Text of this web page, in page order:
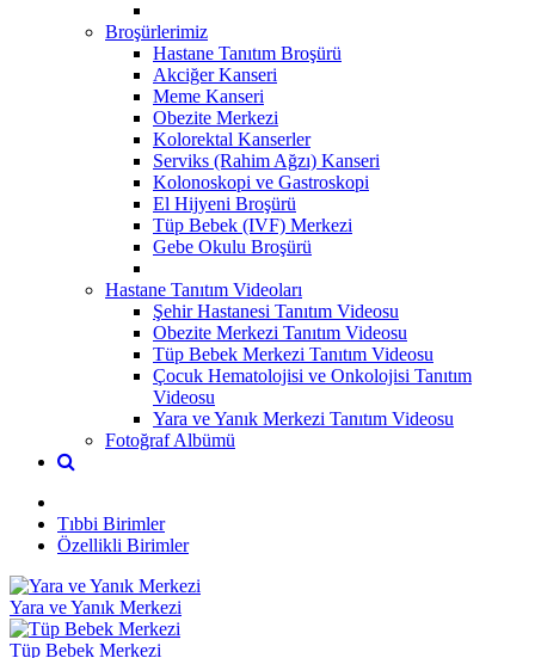
Broşürlerimiz
Hastane Tanıtım Broşürü
Akciğer Kanseri
Meme Kanseri
Obezite Merkezi
Kolorektal Kanserler
Serviks (Rahim Ağzı) Kanseri
Kolonoskopi ve Gastroskopi
El Hijyeni Broşürü
Tüp Bebek (IVF) Merkezi
Gebe Okulu Broşürü
Hastane Tanıtım Videoları
Şehir Hastanesi Tanıtım Videosu
Obezite Merkezi Tanıtım Videosu
Tüp Bebek Merkezi Tanıtım Videosu
Çocuk Hematolojisi ve Onkolojisi Tanıtım
Videosu
Yara ve Yanık Merkezi Tanıtım Videosu
Fotoğraf Albümü
Tıbbi Birimler
Özellikli Birimler
Yara ve Yanık Merkezi
Tüp Bebek Merkezi